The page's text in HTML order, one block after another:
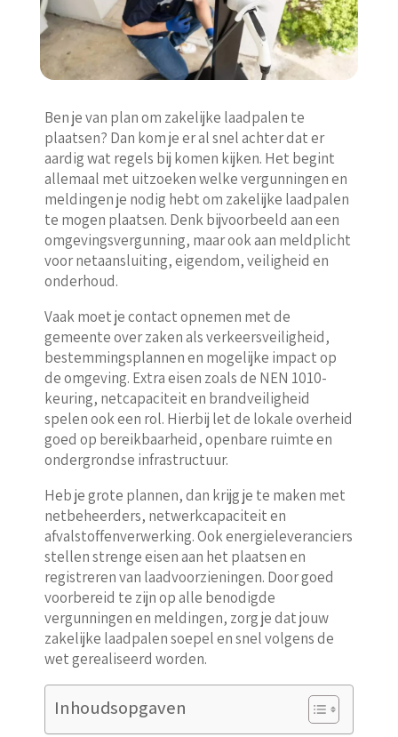
Ben je van plan om zakelijke laadpalen te
plaatsen? Dan kom je er al snel achter dat er
aardig wat regels bij komen kijken. Het begint
allemaal met uitzoeken welke vergunningen en
meldingen je nodig hebt om zakelijke laadpalen
te mogen plaatsen. Denk bijvoorbeeld aan een
omgevingsvergunning, maar ook aan meldplicht
voor netaansluiting, eigendom, veiligheid en
onderhoud.
Vaak moet je contact opnemen met de
gemeente over zaken als verkeersveiligheid,
bestemmingsplannen en mogelijke impact op
de omgeving. Extra eisen zoals de NEN 1010-
keuring, netcapaciteit en brandveiligheid
spelen ook een rol. Hierbij let de lokale overheid
goed op bereikbaarheid, openbare ruimte en
ondergrondse infrastructuur.
Heb je grote plannen, dan krijg je te maken met
netbeheerders, netwerkcapaciteit en
afvalstoffenverwerking. Ook energieleveranciers
stellen strenge eisen aan het plaatsen en
registreren van laadvoorzieningen. Door goed
voorbereid te zijn op alle benodigde
vergunningen en meldingen, zorg je dat jouw
zakelijke laadpalen soepel en snel volgens de
wet gerealiseerd worden.
Inhoudsopgaven